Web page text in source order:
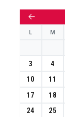
←
L M
3
4
10
11
17
18
24
25